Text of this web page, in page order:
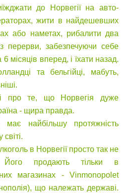
до Норвегії на авто-
жити в найдешевших
або наметах, рибалити два
перерви, забезпечуючи себе
місяців вперед, і їхати назад.
та бельгійці, мабуть,
про те, що Норвегія дуже
- щира правда.
має найбільшу протяжність
в Норвегії просто так не
Його продають тільки в
магазинах - Vinmonopolet
що належать державі.